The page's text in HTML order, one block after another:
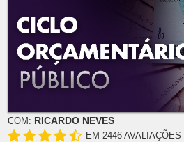
COM: RICARDO NEVES
EM 2446 AVALIAÇÕES